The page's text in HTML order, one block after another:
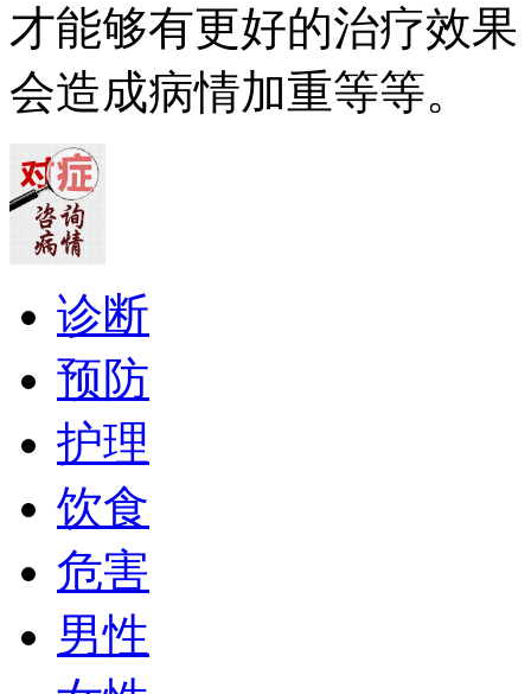
才能够有更好的治疗效
会造成病情加重等等。
诊断
预防
护理
饮食
危害
男性